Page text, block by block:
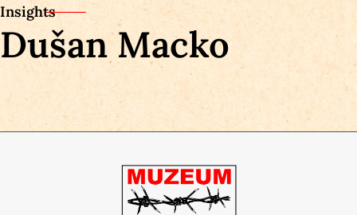
Insights
Dušan Macko